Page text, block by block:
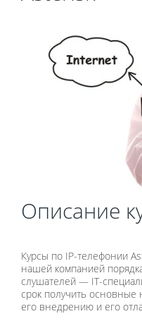
Описание
Курсы по IP-телефонии
нашей компанией
слушателей — IT-
срок получить основные
его внедрению и его